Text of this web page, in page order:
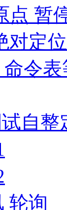
点 暂
对定
令表
自整
轮询